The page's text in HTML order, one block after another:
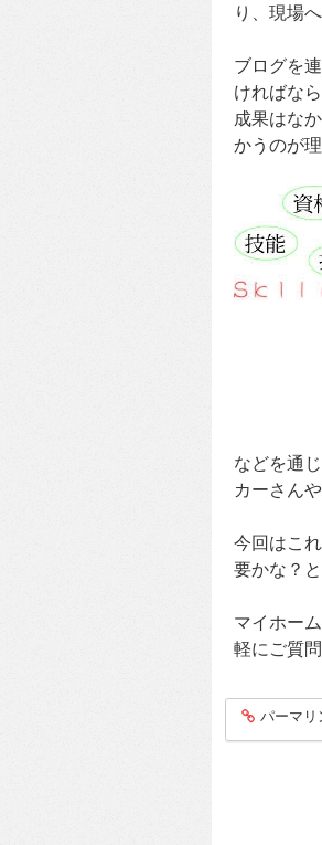
り、現場
ブログを
ければな
成果はな
かうのが理
などを通
カーさん
今回はこ
要かな？
マイホー
軽にご質
entry719
パーマリ